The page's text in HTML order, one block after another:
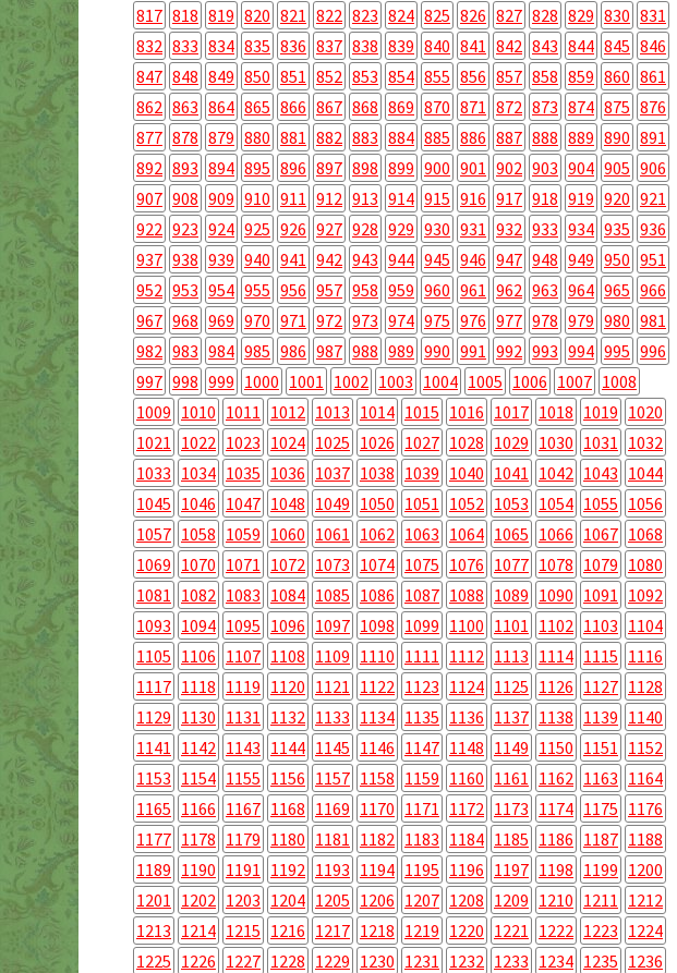
817 818 819 820 821 822 823 824 825 826 827 828 829 830 831
832 833 834 835 836 837 838 839 840 841 842 843 844 845 846
847 848 849 850 851 852 853 854 855 856 857 858 859 860 861
862 863 864 865 866 867 868 869 870 871 872 873 874 875 876
877 878 879 880 881 882 883 884 885 886 887 888 889 890 891
892 893 894 895 896 897 898 899 900 901 902 903 904 905 906
907 908 909 910 911 912 913 914 915 916 917 918 919 920 921
922 923 924 925 926 927 928 929 930 931 932 933 934 935 936
937 938 939 940 941 942 943 944 945 946 947 948 949 950 951
952 953 954 955 956 957 958 959 960 961 962 963 964 965 966
967 968 969 970 971 972 973 974 975 976 977 978 979 980 981
982 983 984 985 986 987 988 989 990 991 992 993 994 995 996
997 998 999 1000 1001 1002 1003 1004 1005 1006 1007 1008
1009 1010 1011 1012 1013 1014 1015 1016 1017 1018 1019 1020
1021 1022 1023 1024 1025 1026 1027 1028 1029 1030 1031 1032
1033 1034 1035 1036 1037 1038 1039 1040 1041 1042 1043 1044
1045 1046 1047 1048 1049 1050 1051 1052 1053 1054 1055 1056
1057 1058 1059 1060 1061 1062 1063 1064 1065 1066 1067 1068
1069 1070 1071 1072 1073 1074 1075 1076 1077 1078 1079 1080
1081 1082 1083 1084 1085 1086 1087 1088 1089 1090 1091 1092
1093 1094 1095 1096 1097 1098 1099 1100 1101 1102 1103 1104
1105 1106 1107 1108 1109 1110 1111 1112 1113 1114 1115 1116
1117 1118 1119 1120 1121 1122 1123 1124 1125 1126 1127 1128
1129 1130 1131 1132 1133 1134 1135 1136 1137 1138 1139 1140
1141 1142 1143 1144 1145 1146 1147 1148 1149 1150 1151 1152
1153 1154 1155 1156 1157 1158 1159 1160 1161 1162 1163 1164
1165 1166 1167 1168 1169 1170 1171 1172 1173 1174 1175 1176
1177 1178 1179 1180 1181 1182 1183 1184 1185 1186 1187 1188
1189 1190 1191 1192 1193 1194 1195 1196 1197 1198 1199 1200
1201 1202 1203 1204 1205 1206 1207 1208 1209 1210 1211 1212
1213 1214 1215 1216 1217 1218 1219 1220 1221 1222 1223 1224
1225 1226 1227 1228 1229 1230 1231 1232 1233 1234 1235 1236